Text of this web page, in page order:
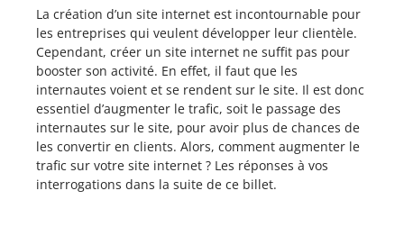
La création d’un site internet est incontournable pour
les entreprises qui veulent développer leur clientèle.
Cependant, créer un site internet ne suffit pas pour
booster son activité. En effet, il faut que les
internautes voient et se rendent sur le site. Il est donc
essentiel d’augmenter le trafic, soit le passage des
internautes sur le site, pour avoir plus de chances de
les convertir en clients. Alors, comment augmenter le
trafic sur votre site internet ? Les réponses à vos
interrogations dans la suite de ce billet.